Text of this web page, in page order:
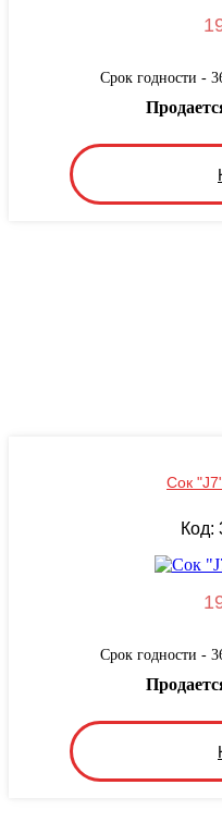
Срок годности -
Сок
Код:
Срок годности -